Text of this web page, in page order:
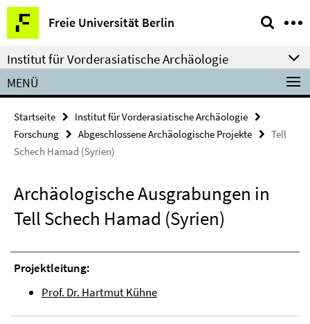
Springe
direkt
zu
Inhalt
Freie Universität Berlin
Service-
Navigation
Institut für Vorderasiatische Archäologie
MENÜ
Startseite
Institut für Vorderasiatische Archäologie
Forschung
Abgeschlossene Archäologische Projekte
Tell
Schech Hamad (Syrien)
Archäologische Ausgrabungen in
Tell Schech Hamad (Syrien)
Projektleitung:
Prof. Dr. Hartmut Kühne